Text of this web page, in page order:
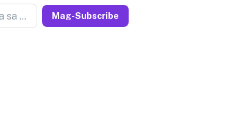
Mag-subscribe para sa newseller Mag-Subscribe